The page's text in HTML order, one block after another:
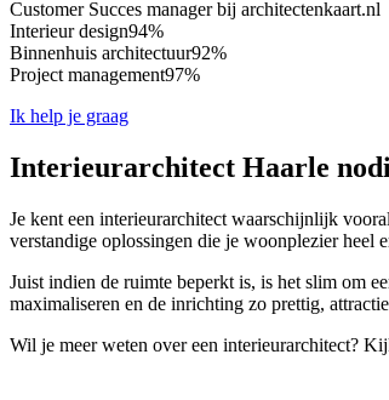
Customer Succes manager bij architectenkaart.nl
Interieur design94%
Binnenhuis architectuur92%
Project management97%
Ik help je graag
Interieurarchitect Haarle
Je kent een interieurarchitect waarschijnlijk
verstandige oplossingen die je woonplezier heel
Juist indien de ruimte beperkt is, is het slim om
maximaliseren en de inrichting zo prettig,
Wil je meer weten over een interieurarchitect?